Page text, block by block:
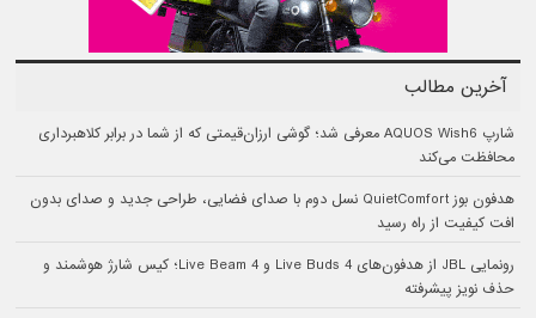
آخرین مطالب
شارپ AQUOS Wish6 معرفی شد؛ گوشی ارزان‌قیمتی که از شما در برابر کلاهبرداری
محافظت می‌کند
هدفون بوز QuietComfort نسل دوم با صدای فضایی، طراحی جدید و صدای بدون
افت کیفیت از راه رسید
رونمایی JBL از هدفون‌های Live Buds 4 و Live Beam 4؛ کیس شارژ هوشمند و
حذف نویز پیشرفته